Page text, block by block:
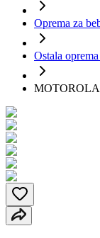
Oprema za
Ostala
MOTOROLA